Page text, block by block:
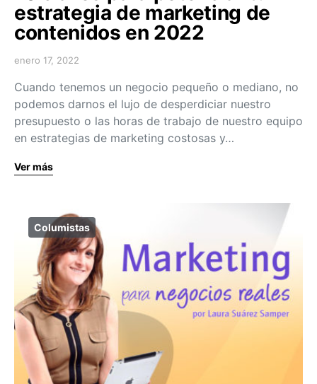
estrategia de marketing de
contenidos en 2022
enero 17, 2022
Cuando tenemos un negocio pequeño o mediano, no
podemos darnos el lujo de desperdiciar nuestro
presupuesto o las horas de trabajo de nuestro equipo
en estrategias de marketing costosas y…
Ver más
Columistas